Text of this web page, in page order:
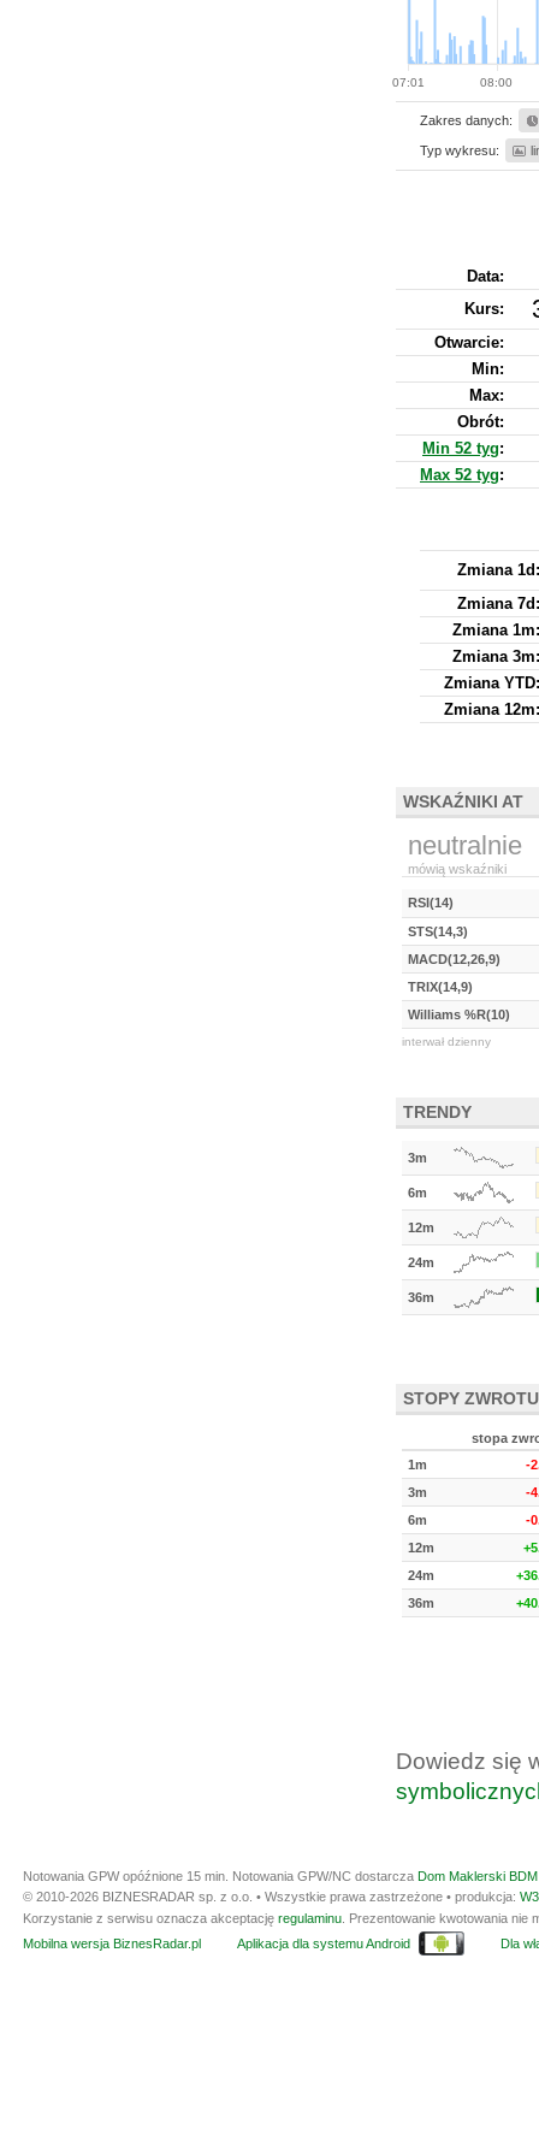
07:01 08:00
Zakres danych:
Typ wykresu:
Data:
Kurs:
Otwarcie:
Min:
Max:
Obrót:
Min 52 tyg:
Max 52 tyg:
Zmiana 1d:
Zmiana 7d:
Zmiana 1m:
Zmiana 3m:
Zmiana YTD:
Zmiana 12m:
WSKAŹNIKI AT
neutralnie
mówią wskaźniki
RSI(14)
STS(14,3)
MACD(12,26,9)
TRIX(14,9)
Williams %R(10)
interwał dzienny
TRENDY
3m
6m
12m
24m
36m
STOPY ZWROTU
stopa
1m
-
3m
-
6m
-
12m
24m
36m
Dowiedz się
Notowania GPW opóźnione 15 min. Notowania GPW/NC dostarcza Dom Maklerski
© 2010-2026 BIZNESRADAR sp. z o.o. • Wszystkie prawa zastrzeżone • produkcja:
Korzystanie z serwisu oznacza akceptację regulaminu . Prezentowanie kwotowania
Mobilna wersja BiznesRadar.pl
Aplikacja dla systemu Android Dla